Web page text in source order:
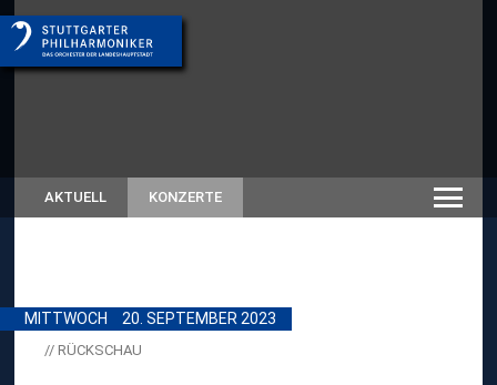
AKTUELL KONZERTE
MITTWOCH 20. SEPTEMBER 2023
// RÜCKSCHAU